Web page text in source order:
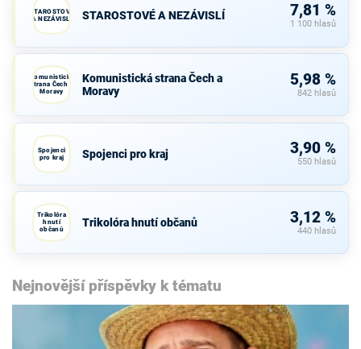
STAROSTOVÉ
A NEZÁVISLÍ
STAROSTOVÉ A NEZÁVISLÍ 7,81 %
1 100 hlasů
Komunistická
strana Čech a
Moravy
Komunistická strana Čech a
Moravy
5,98 %
842 hlasů
Spojenci
pro kraj
Spojenci pro kraj 3,90 %
550 hlasů
Trikolóra
hnutí
občanů
Trikolóra hnutí občanů 3,12 %
440 hlasů
Nejnovější příspěvky k tématu